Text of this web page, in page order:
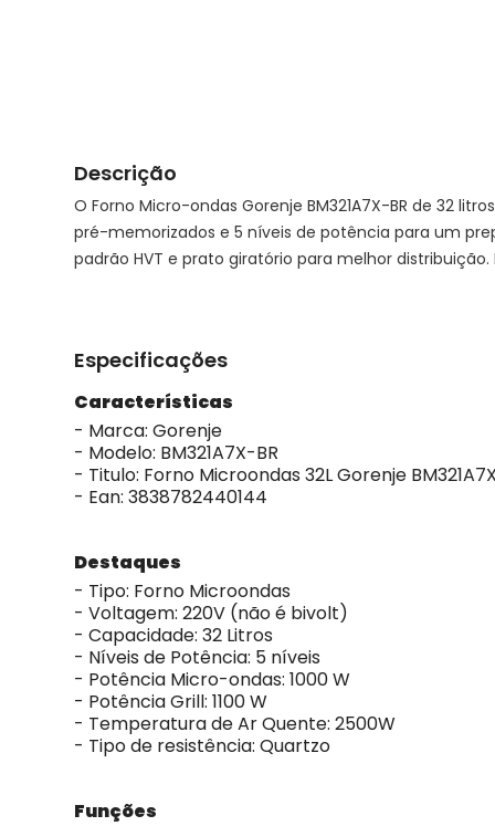
Descrição
O Forno Micro-ondas Gorenje BM321A7X-BR de 32
pré-memorizados e 5 níveis de potência para um
padrão HVT e prato giratório para melhor distribuição.
Especificações
Características
- Marca: Gorenje
- Modelo: BM321A7X-BR
- Titulo: Forno Microondas 32L Gorenje
- Ean: 3838782440144
Destaques
- Tipo: Forno Microondas
- Voltagem: 220V (não é bivolt)
- Capacidade: 32 Litros
- Níveis de Potência: 5 níveis
- Potência Micro-ondas: 1000 W
- Potência Grill: 1100 W
- Temperatura de Ar Quente: 2500W
- Tipo de resistência: Quartzo
Funções